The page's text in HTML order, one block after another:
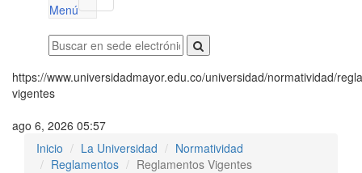
Menú
institucional
https://www.universidadmayor.edu.co/universidad/normatividad/
vigentes
ago 6, 2026 05:57
Inicio
La Universidad
Normatividad
Reglamentos
Reglamentos Vigentes